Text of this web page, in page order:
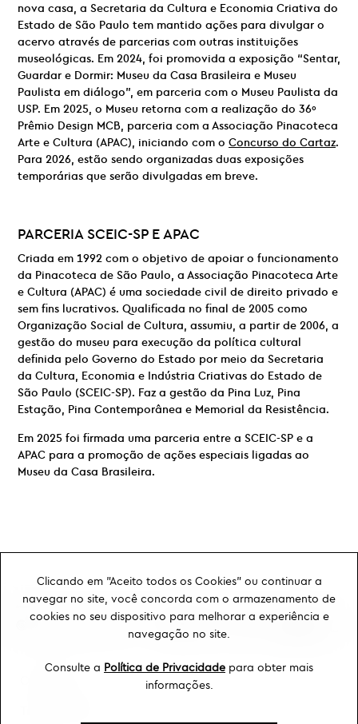
nova casa, a Secretaria da Cultura e Economia Criativa do
Estado de São Paulo tem mantido ações para divulgar o
acervo através de parcerias com outras instituições
museológicas. Em 2024, foi promovida a exposição “Sentar,
Guardar e Dormir: Museu da Casa Brasileira e Museu
Paulista em diálogo”, em parceria com o Museu Paulista da
USP. Em 2025, o Museu retorna com a realização do 36º
Prêmio Design MCB, parceria com a Associação Pinacoteca
Arte e Cultura (APAC), iniciando com o Concurso do Cartaz.
Para 2026, estão sendo organizadas duas exposições
temporárias que serão divulgadas em breve.
PARCERIASCEIC-SP EAPAC
Criada em 1992 com o objetivo de apoiar o funcionamento
da Pinacoteca de São Paulo, a Associação Pinacoteca Arte
e Cultura (APAC) é uma sociedade civil de direito privado e
sem fins lucrativos. Qualificada no final de 2005 como
Organização Social de Cultura, assumiu, a partir de 2006, a
gestão do museu para execução da política cultural
definida pelo Governo do Estado por meio da Secretaria
da Cultura, Economia e Indústria Criativas do Estado de
São Paulo (SCEIC-SP). Faz a gestão da Pina Luz, Pina
Estação, Pina Contemporânea e Memorial da Resistência.
Em 2025 foi firmada uma parceria entre a SCEIC-SP e a
APAC para a promoção de ações especiais ligadas ao
Museu da Casa Brasileira.
Clicando em "Aceito todos os Cookies" ou continuar a
navegar no site, você concorda com o armazenamento de
cookies no seu dispositivo para melhorar a experiência e
navegação no site.
Consulte a Política de Privacidade para obter mais
informações.